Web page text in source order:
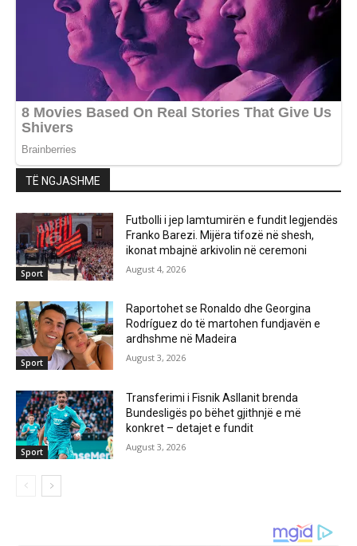
TË NGJASHME
Sport
Futbolli i jep lamtumirën e fundit legjendës
Franko Barezi. Mijëra tifozë në shesh,
ikonat mbajnë arkivolin në ceremoni
August 4, 2026
Sport
Raportohet se Ronaldo dhe Georgina
Rodríguez do të martohen fundjavën e
ardhshme në Madeira
August 3, 2026
Sport
Transferimi i Fisnik Asllanit brenda
Bundesligës po bëhet gjithnjë e më
konkret – detajet e fundit
August 3, 2026